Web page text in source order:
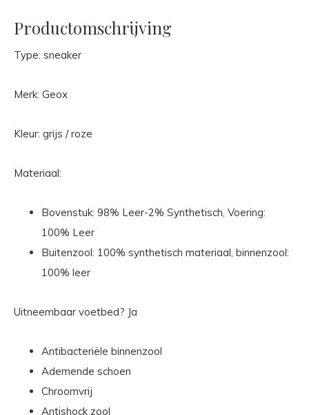
Productomschrijving
Type: sneaker
Merk: Geox
Kleur: grijs / roze
Materiaal:
Bovenstuk: 98% Leer-2% Synthetisch, Voering:
100% Leer
Buitenzool: 100% synthetisch materiaal, binnenzool:
100% leer
Uitneembaar voetbed? Ja
Antibacteriële binnenzool
Ademende schoen
Chroomvrij
Antishock zool